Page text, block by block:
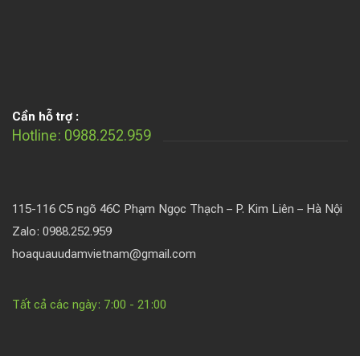
Cần hỗ trợ :
Hotline: 0988.252.959
115-116 C5 ngõ 46C Phạm Ngọc Thạch – P. Kim Liên – Hà Nội
Zalo: 0988.252.959
hoaquauudamvietnam@gmail.com
Tất cả các ngày: 7:00 - 21:00